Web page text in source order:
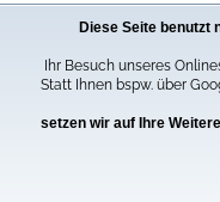
Diese Seite benutzt
Ihr Besuch unseres
Statt Ihnen bspw. über
setzen wir auf Ihre
30.90€